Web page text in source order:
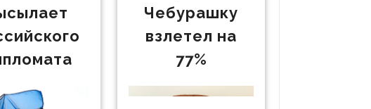
Чебурашку
взлетел на
77%